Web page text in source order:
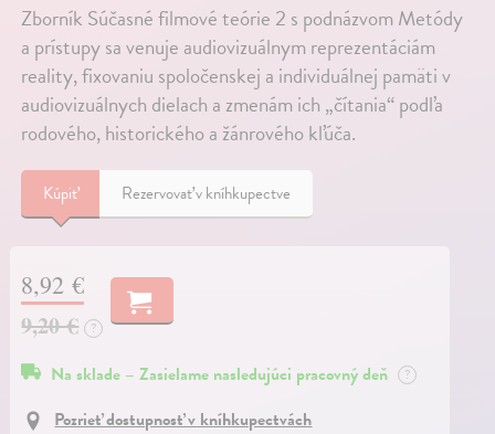
Zborník Súčasné filmové teórie 2 s podnázvom Metódy
a prístupy sa venuje audiovizuálnym reprezentáciám
reality, fixovaniu spoločenskej a individuálnej pamäti v
audiovizuálnych dielach a zmenám ich „čítania“ podľa
rodového, historického a žánrového kľúča.
Kúpiť Rezervovať v kníhkupectve
8,92 €
9,20 €
?
Na sklade – Zasielame nasledujúci pracovný deň ?
Pozrieť dostupnosť v kníhkupectvách